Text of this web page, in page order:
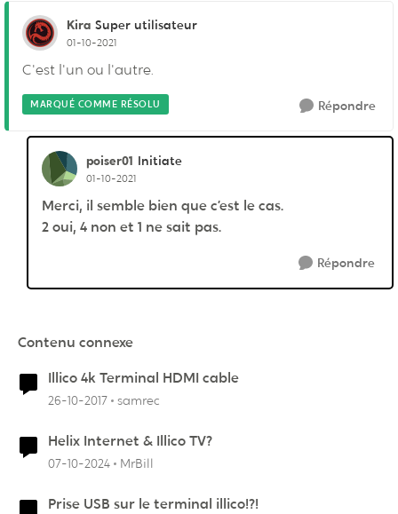
Kira Super utilisateur
01-10-2021
C'est l'un ou l'autre.
MARQUÉ COMME RÉSOLU Répondre
poiser01 Initiate
01-10-2021
Merci, il semble bien que c’est le cas.
2 oui, 4 non et 1 ne sait pas.
Répondre
Contenu connexe
Illico 4k Terminal HDMI cable
26-10-2017 samrec
Helix Internet & Illico TV?
07-10-2024 MrBill
Prise USB sur le terminal illico!?!